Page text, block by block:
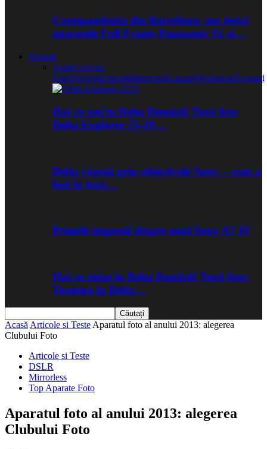
Corespondenta din Barcelona: am testat
aparatele Full Frame Panasonic S1 si…
Noutati
ToateConcurs
FotoDiverseExpozitiiInterviuriLansariWorkshopZvonuri
Hai cu noi în Delta Dunării! Tură foto
Delta Explorer 25-28…
Delta văzută prin obiectivele Sony – cum a
fost în tura…
Primele impresii despre noul Sony A7 IV
Hai cu mine în Delta Dunării! Tură foto:
Toamna în Delta…
Acasă Articole si Teste Aparatul foto al anului 2013: alegerea
Clubului Foto
Articole si Teste
DSLR
Mirrorless
Top Aparate Foto
Aparatul foto al anului 2013: alegerea
Clubului Foto